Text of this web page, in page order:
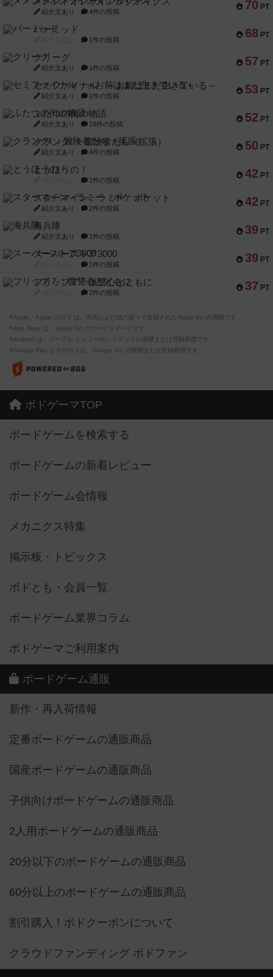
70 PT
紹介文あり 4件の投稿
68 PT
パーミッド
1件の投稿
57 PT
クリーグ
紹介文あり 1件の投稿
53 PT
セミファイナル ～お前はまだ生きている～
紹介文あり 1件の投稿
52 PT
ふたつの街の物語
紹介文あり 18件の投稿
50 PT
クランク! ：冒険者たち（拡張）
紹介文あり 4件の投稿
42 PT
とうほうの！
1件の投稿
42 PT
スターマイン・ラミー ポケット
紹介文あり 2件の投稿
39 PT
海兵隊
紹介文あり 1件の投稿
39 PT
スーパーストア3000
1件の投稿
37 PT
フリップ７：復讐心とともに
2件の投稿
※Apple、Apple のロゴ は、米国および他の国々で登録されたApple Inc.の商標です。
※App Store は、Apple Inc.のサービスマークです。
※Android は、グーグル インコーポレイテッドの商標または登録商標です。
※Google Play とそのロゴは、Google Inc.の商標または登録商標です。
ボドゲーマTOP
ボードゲームを検索する
ボードゲームの新着レビュー
ボードゲーム会情報
メカニクス特集
掲示板・トピックス
ボドとも・会員一覧
ボードゲーム業界コラム
ボドゲーマご利用案内
ボードゲーム通販
新作・再入荷情報
定番ボードゲームの通販商品
国産ボードゲームの通販商品
子供向けボードゲームの通販商品
2人用ボードゲームの通販商品
20分以下のボードゲームの通販商品
60分以上のボードゲームの通販商品
割引購入！ボドクーポンについて
クラウドファンディング ボドファン